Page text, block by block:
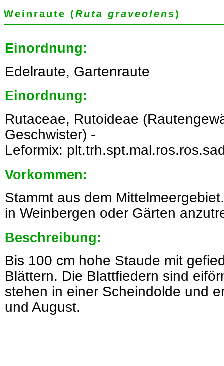
Weinraute (Ruta graveolens)
Einordnung:
Edelraute, Gartenraute
Einordnung:
Rutaceae, Rutoideae
Geschwister) -
Leformix:
Vorkommen:
Stammt aus dem
in Weinbergen oder Gärten
Beschreibung:
Bis 100 cm hohe Staude mit
Blättern. Die Blattfiedern sind
stehen in einer Scheindolde und
und August.